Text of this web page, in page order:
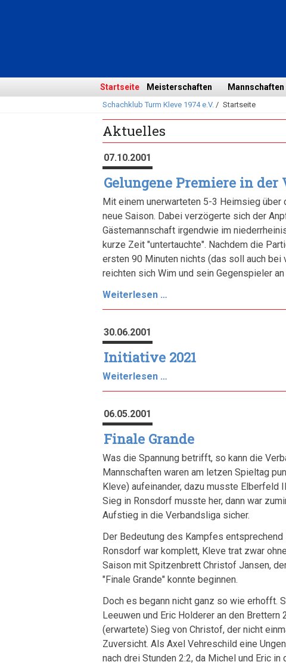
Startseite Meisterschaften Mannschaften
Schachklub Turm Kleve 1974 e.V. / Startseite
Aktuelles
07.10.2001
Gelungene Premiere in
Mit einem unerwarteten 5-3 Heimsieg
neue Saison. Dabei verzögerte sich der
Gästemannschaft irgendwie im
kurze Zeit "untertauchte". Nachdem die
ersten 90 Minuten nichts (das soll auch bei
reichten sich Wim und sein Gegenspieler
Weiterlesen …
Premiere
Verbandsliga
gegen
II
30.06.2001
Initiative 2021
Weiterlesen …
2021
06.05.2001
Finale Grande
Was die Spannung betrifft, so kann die
Mannschaften waren am letzen Spieltag
Kleve) aufeinander, dazu musste Elberfeld
Sieg in Ronsdorf musste her, dann war
Aufstieg in die Verbandsliga sicher.
Der Bedeutung des Kampfes
Ronsdorf war komplett, Kleve trat zwar
Saison mit Spitzenbrett Christof Jansen,
"Finale Grande" konnte beginnen.
Doch es begann nicht ganz so wie erhofft.
Leeuwen und Eric Holderer an den
(erwartete) Sieg von Christof, der nicht
Zuversicht. Als Axel Vehreschild eine
nach drei Stunden 2:2, da Michel und Eric